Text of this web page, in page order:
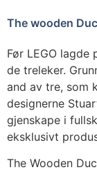
The wooden
Før LEGO lagde
de treleker.
and av tre, som
designerne
gjenskape i
eksklusivt
The Wooden